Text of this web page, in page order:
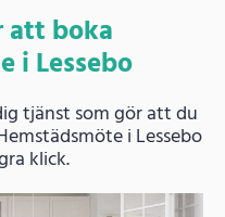
att boka
i Lessebo
tjänst som gör att du
i Lessebo
klick.